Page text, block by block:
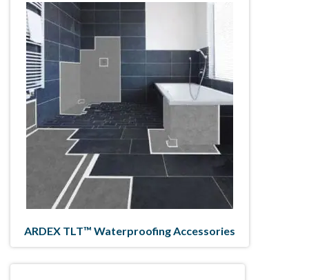
ARDEX TLT™ Waterproofing Accessories